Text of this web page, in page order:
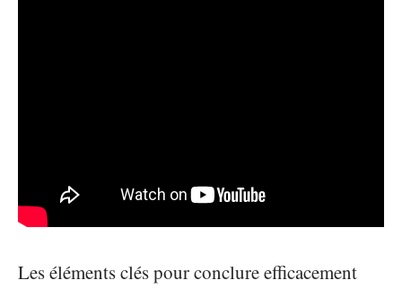
Les éléments clés pour conclure efficacement